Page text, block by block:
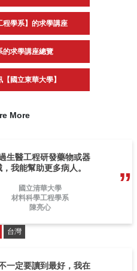
程學系】的求學講座
的求學講座總覽
國立東華大學】
More
生醫工程研發藥物或器
，我能幫助更多病人。
國立清華大學
材料科學工程學系
陳亮心
台灣
一定要讀到最好，我在